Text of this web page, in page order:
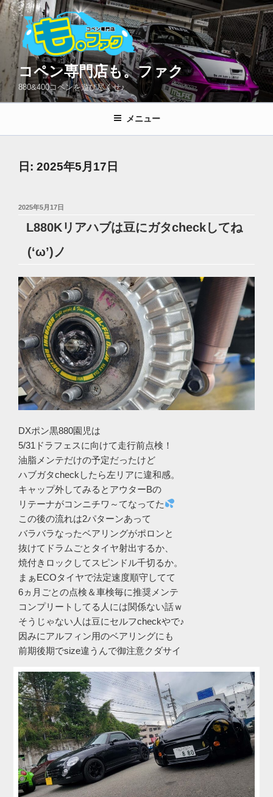
コ
ン
へ
プ
コペン専門店も。ファク
880&400コペンを遊び尽くせ♪
メニュー
日: 2025年5月17日
投
2025年5月17日
L880Kリアハブは豆にガタcheckしてね
(‘ω’)ノ
DXポン黒880園児は
5/31ドラフェスに向けて走行前点検！
油脂メンテだけの予定だったけど
ハブガタcheckしたら左リアに違和感。
キャップ外してみるとアウターBの
リテーナがコンニチワ～てなってた
この後の流れは2パターンあって
バラバラなったベアリングがポロンと
抜けてドラムごとタイヤ射出するか、
焼付きロックしてスピンドル千切るか。
まぁECOタイヤで法定速度順守してて
6ヵ月ごとの点検＆車検毎に推奨メンテ
コンプリートしてる人には関係ない話ｗ
そうじゃない人は豆にセルフcheckやで♪
因みにアルフィン用のベアリングにも
前期後期でsize違うんで御注意クダサイ